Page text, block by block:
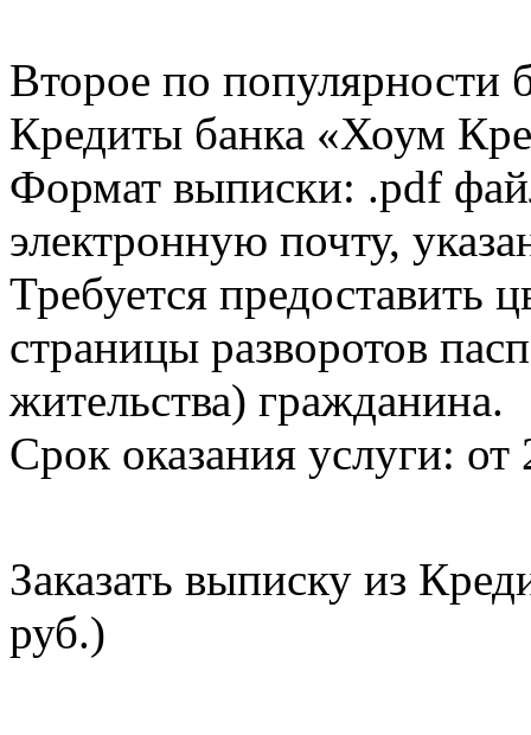
Второе по популярности
Кредиты банка «Хоум
Формат выписки: .pdf
электронную почту,
Требуется предоставить
страницы разворотов
жительства) гражданина.
Срок оказания услуги: от
Заказать выписку из
руб.)